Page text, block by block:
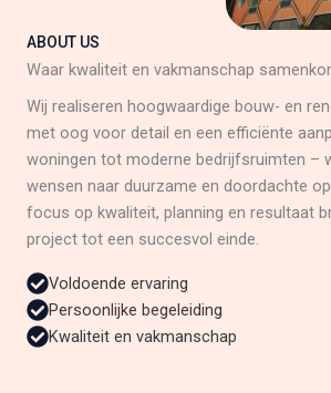
ABOUT US
Waar kwaliteit en vakmanschap
Wij realiseren hoogwaardige bouw- en
met oog voor detail en een efficiënte
woningen tot moderne bedrijfsruimten –
wensen naar duurzame en doordachte
focus op kwaliteit, planning en resultaat
project tot een succesvol einde.
Voldoende ervaring
Persoonlijke begeleiding
Kwaliteit en vakmanschap